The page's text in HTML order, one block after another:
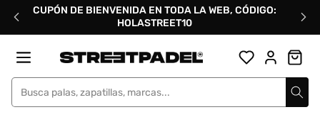
directamente
CUPÓN DE BIENVENIDA EN TODA LA WEB, CÓDIGO:
HOLASTREET10
Street Padel